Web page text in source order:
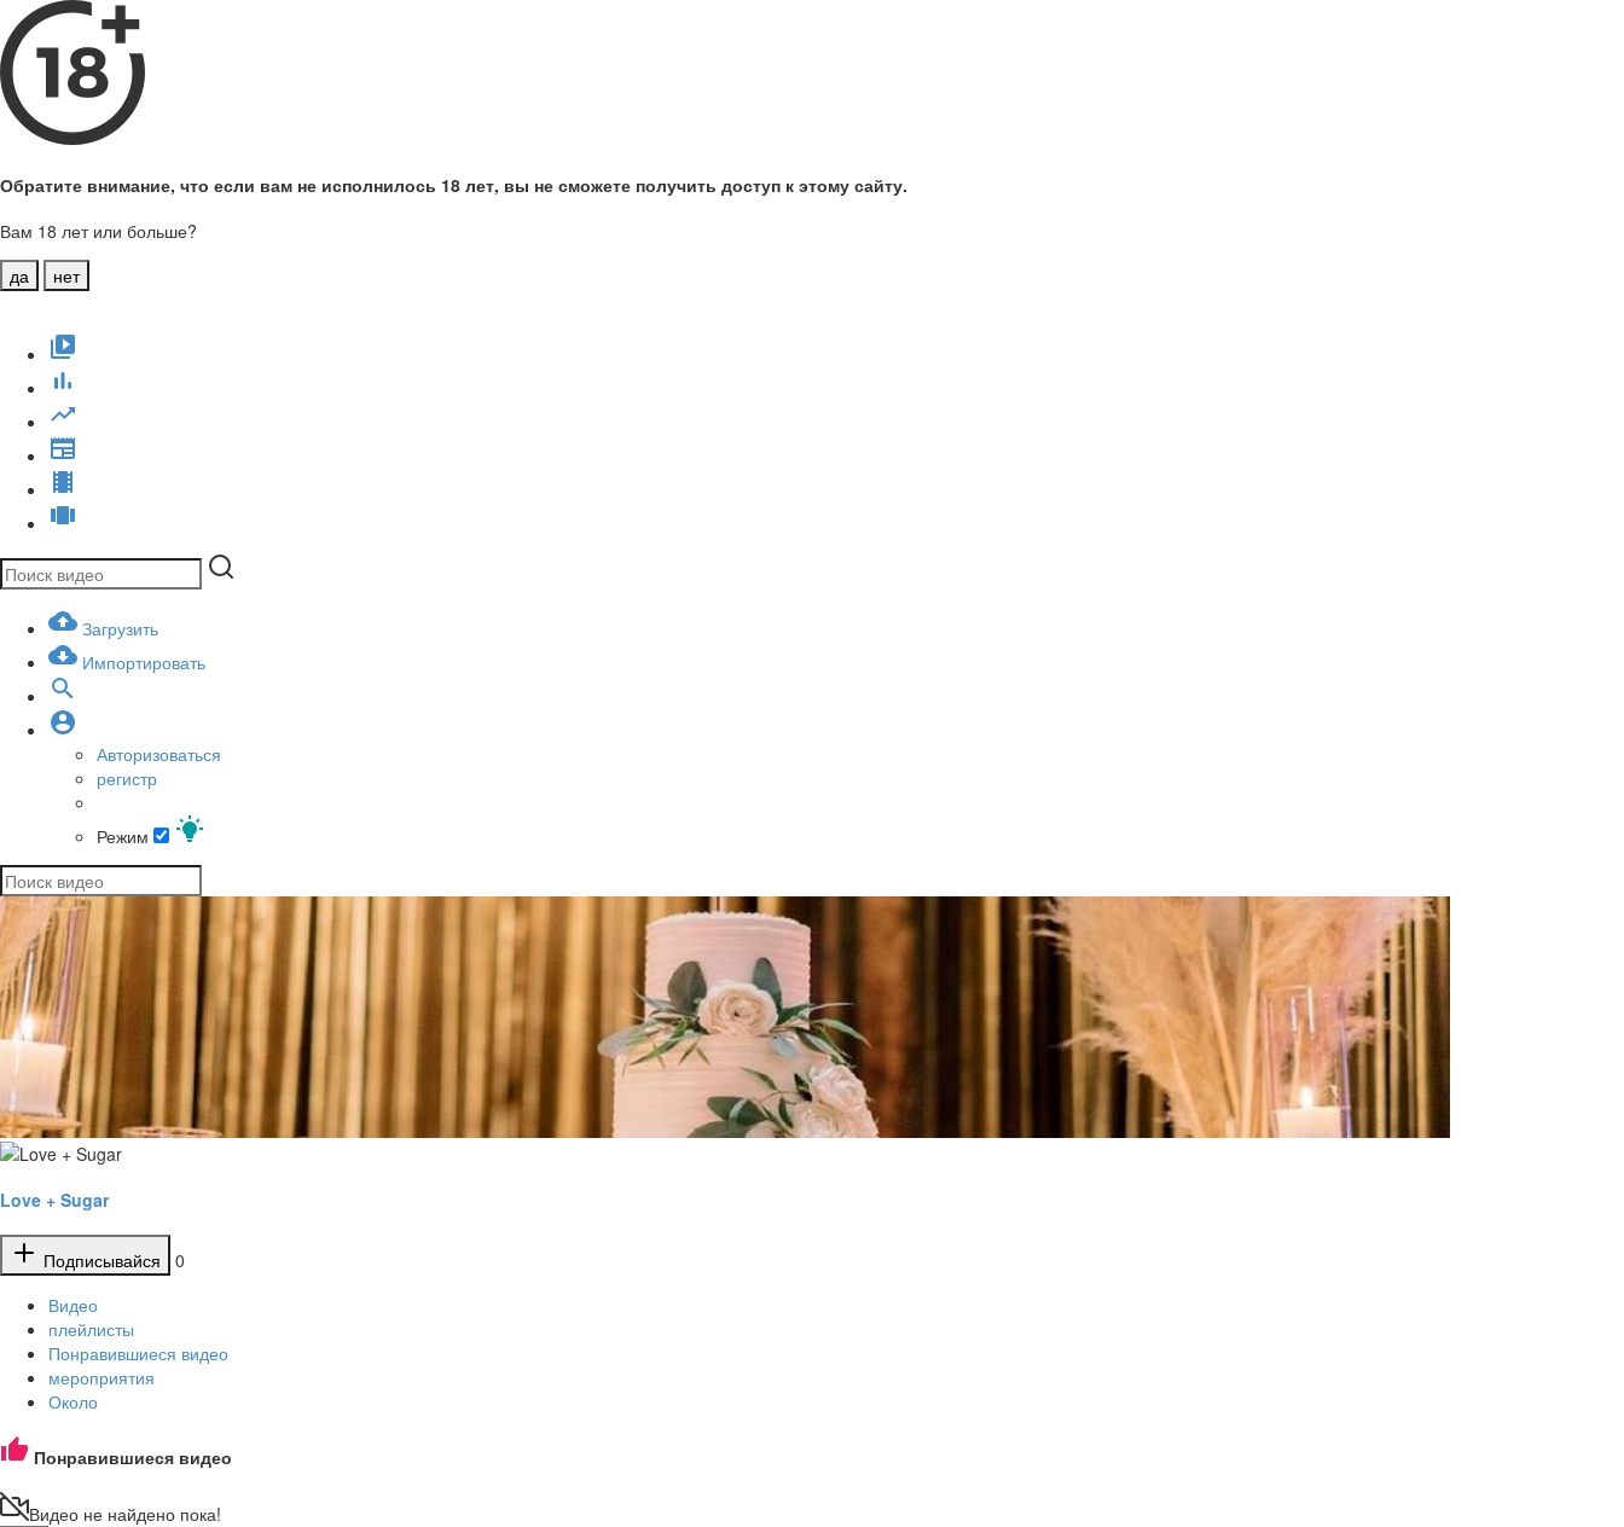
Обратите внимание, что если вам не исполнилось 18 лет, вы не сможете получить доступ к этому сайту.
Вам 18 лет или больше?
да
нет
Загрузить
Импортировать
Авторизоваться
регистр
Режим
Love + Sugar
Подписывайся
0
Видео
плейлисты
Понравившиеся видео
мероприятия
Около
Понравившиеся видео
Видео не найдено пока!